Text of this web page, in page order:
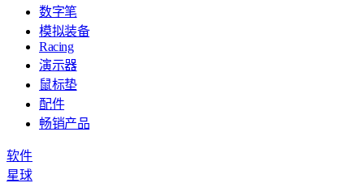
数字笔
模拟装备
Racing
演示器
鼠标垫
配件
畅销产品
软件
星球